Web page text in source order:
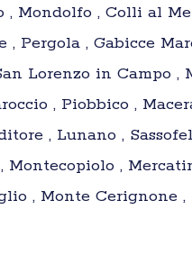
, Mondolfo , Colli al
Pergola , Gabicce
Lorenzo in
, Piobbico ,
, Lunano ,
,
, Monte Cerignone